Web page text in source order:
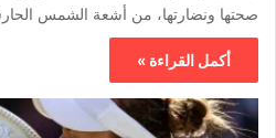
صحتها ونضارتها، من أشعة الشمس
أكمل القراءة »